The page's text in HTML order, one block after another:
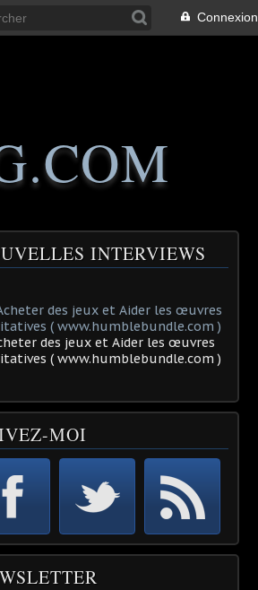
Connexion
INTERVIEWS
des jeux et Aider les œuvres
( www.humblebundle.com )
MOI